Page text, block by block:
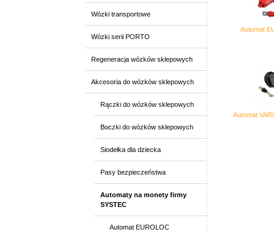
Wózki transportowe
Wózki serii PORTO
Regeneracja wózków sklepowych
Akcesoria do wózków sklepowych
Rączki do wózków sklepowych
Boczki do wózków sklepowych
Siodełka dla dziecka
Pasy bezpieczeństwa
Automaty na monety firmy
SYSTEC
Automat EUROLOC
Automat
Automat